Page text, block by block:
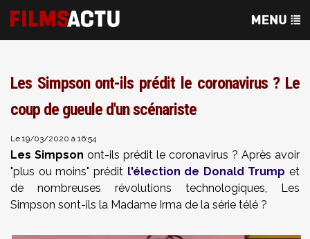
Les Simpson ont-ils prédit le coronavirus ? Le
coup de gueule d'un scénariste
Le 19/03/2020 à 16:54
Les Simpson ont-ils prédit le coronavirus ? Après avoir
"plus ou moins" prédit l'élection de Donald Trump et
de nombreuses révolutions technologiques, Les
Simpson sont-ils la Madame Irma de la série télé ?